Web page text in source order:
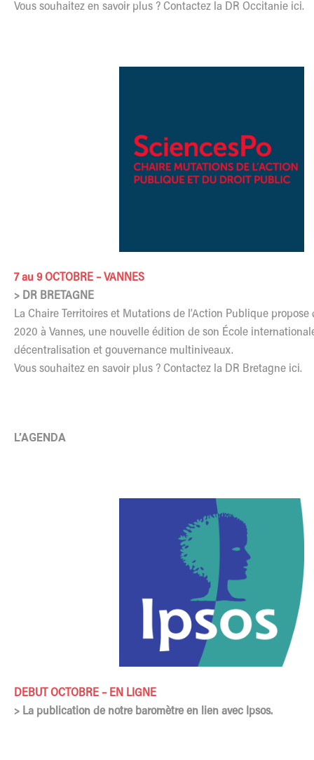
Vous souhaitez en savoir plus ? Contactez la DR Occitanie ici.
7 au 9 OCTOBRE – VANNES
> DR BRETAGNE
La Chaire Territoires et Mutations de l’Action Publique propose
2020 à Vannes, une nouvelle édition de son École
décentralisation et gouvernance multiniveaux.
Vous souhaitez en savoir plus ? Contactez la DR Bretagne ici.
L’AGENDA
DEBUT OCTOBRE – EN LIGNE
> La publication de notre baromètre en lien avec Ipsos.